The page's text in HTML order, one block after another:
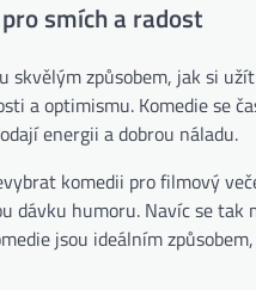
smích a radost
skvělým způsobem, jak si
a optimismu. Komedie se
energii a dobrou náladu.
komedii pro filmový
dávku humoru. Navíc se tak
jsou ideálním